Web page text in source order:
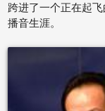
跨进了一个正在起
播音生涯。